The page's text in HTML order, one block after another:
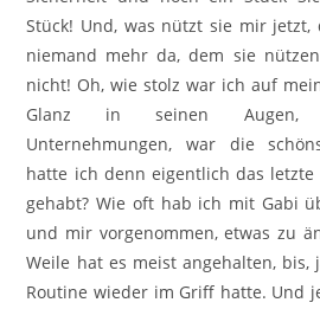
Stück! Und, was nützt sie mir jetzt,
niemand mehr da, dem sie
nicht! Oh, wie stolz war ich auf
Glanz in seinen Augen,
Unternehmungen, war die
hatte ich denn eigentlich das
gehabt? Wie oft hab ich mit Gabi
und mir vorgenommen, etwas zu
Weile hat es meist angehalten,
Routine wieder im Griff hatte. Und